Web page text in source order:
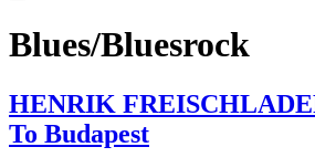
Blues/Bluesrock
HENRIK
To Budapest